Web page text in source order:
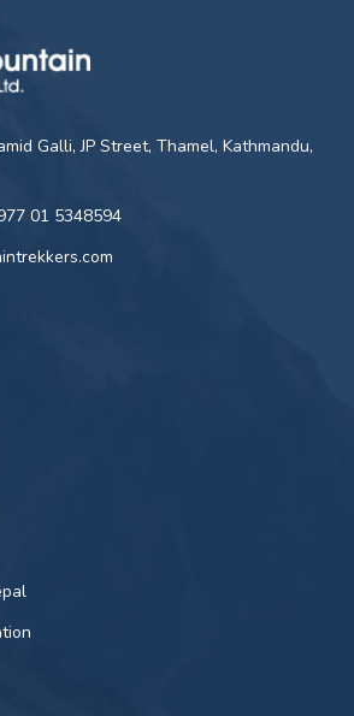
Galli, JP Street, Thamel, Kathmandu,
01 5348594